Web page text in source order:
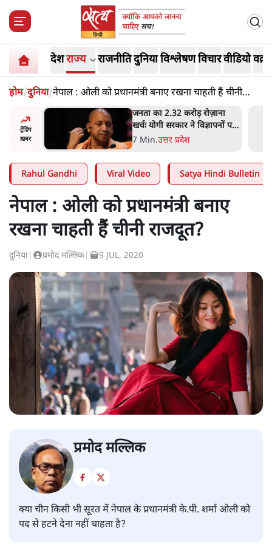
देशराज्य राजनीतिदुनियाविश्लेषणविचारवीडियो
होम/दुनिया/नेपाल : ओली को प्रधानमंत्री बनाए रखना चाहती हैं चीनी
राजदूत?
ट्रेंडिंग
ख़बर
पर
उलटबांसीः राष्ट्र के चरित्र की मरम्मत
जारी है
11 Min.व्यंग्य/उलटबाँसी
Rahul Gandhi Viral Video Satya Hindi Bulletin
नेपाल : ओली को प्रधानमंत्री बनाए
रखना चाहती हैं चीनी राजदूत?
दुनिया प्रमोद मल्लिक 9 JUL, 2020
प्रमोद मल्लिक
क्या चीन किसी भी सूरत में नेपाल के प्रधानमंत्री के.पी. शर्मा ओली को
पद से हटने देना नहीं चाहता है?